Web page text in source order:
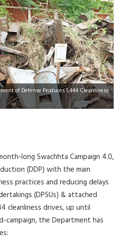
of Defense Produces 1,444 Cleanliness
long Swachhta Campaign 4.0,
(DDP) with the main
practices and reducing delays
(DPSUs) & attached
cleanliness drives, up until
campaign, the Department has